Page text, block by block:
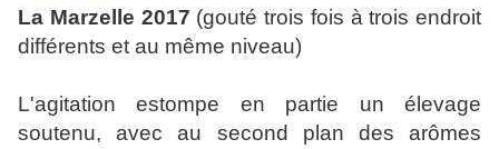
La Marzelle 2017 (gouté trois fois à trois endroit
différents et au même niveau)
L'agitation estompe en partie un élevage
soutenu, avec au second plan des arômes